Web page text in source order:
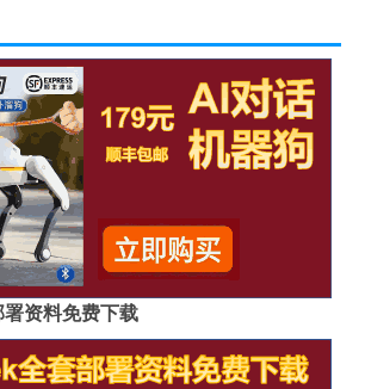
资料免费下载